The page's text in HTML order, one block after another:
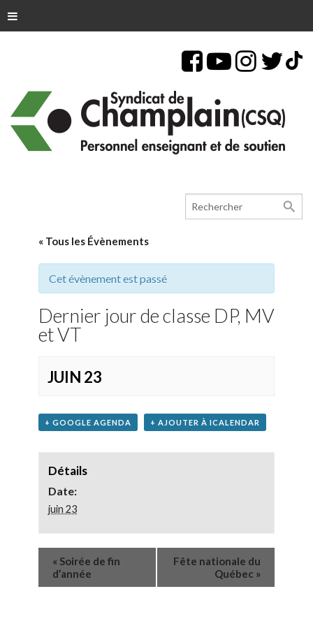
search
« Tous les Évènements
Cet évènement est passé
Dernier jour de classe DP, MV
et VT
JUIN 23
+ GOOGLE AGENDA + AJOUTER À ICALENDAR
Détails
Date:
juin 23
« Soirée de fin
d’année
Fête nationale du
Québec »